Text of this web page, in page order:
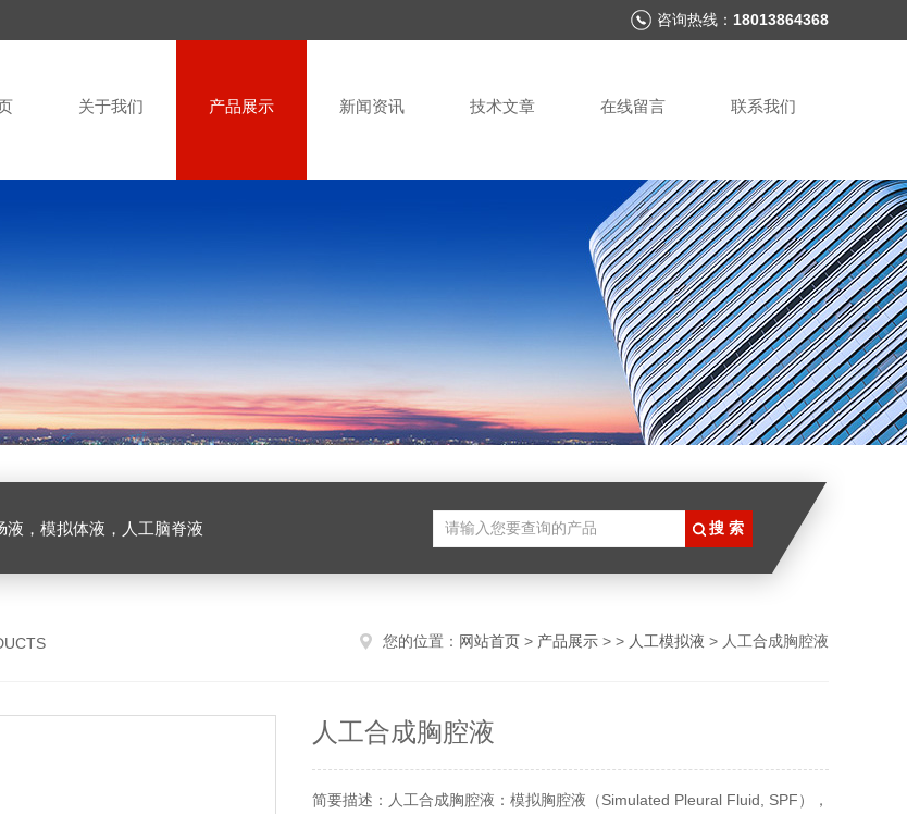
咨询热线： 18013864368
关于我们 产品展示 新闻资讯 技术文章 在线留言 联系我们
液，模拟体液，人工脑脊液
您的位置： 网站首页 > 产品展示 > > 人工模拟液 > 人工合成胸腔液
人工合成胸腔液
简要描述：人工合成胸腔液：模拟胸腔液（Simulated Pleural Fluid, SPF），